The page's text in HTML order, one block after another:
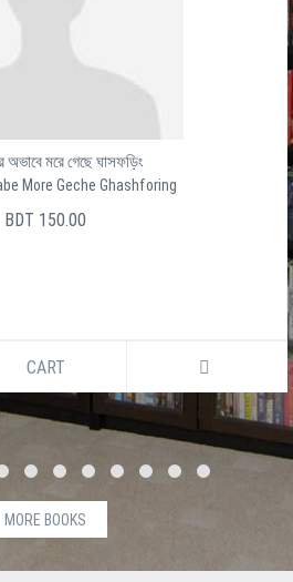
অভাবে মরে গেছে ঘাসফড়িং
More Geche Ghashforing
BDT 150.00
CART
MORE BOOKS